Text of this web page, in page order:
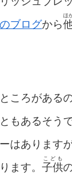
のブログから
ほ
ころがある
もあるそう
はありますが
ます。 子供
こども